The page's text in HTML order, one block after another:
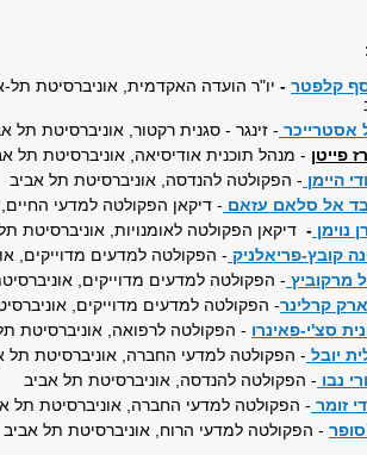
קלפטר - יו"ר הועדה האקדמית, אוניברסיטת תל-
אסטרייכר - זינגר - סגנית רקטור, אוניברסיטת תל
פייטן - מנהל תוכנית אודיסיאה, אוניברסיטת תל
היימן - הפקולטה להנדסה, אוניברסיטת תל אביב
אל סלאם עזאם - דיקאן הפקולטה למדעי
נוימן - דיקאן הפקולטה לאומנויות, אוניברסיטת
קובץ-פריאלניק - הפקולטה למדעים מדוייקים,
מרקוביץ - הפקולטה למדעים מדוייקים,
קרלינר- הפקולטה למדעים מדוייקים,
סצ'י-פאינרו - הפקולטה לרפואה, אוניברסיטת
יובל - הפקולטה למדעי החברה, אוניברסיטת תל
נבו - הפקולטה להנדסה, אוניברסיטת תל אביב
זומר - הפקולטה למדעי החברה, אוניברסיטת תל
- הפקולטה למדעי הרוח, אוניברסיטת תל אביב